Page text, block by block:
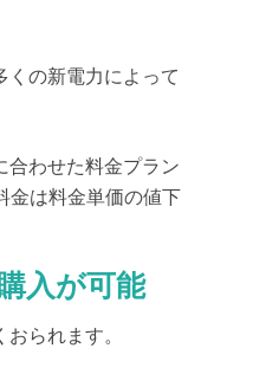
くの新電力によって
合わせた料金プラン
金は料金単価の値下
入が可能
られます。